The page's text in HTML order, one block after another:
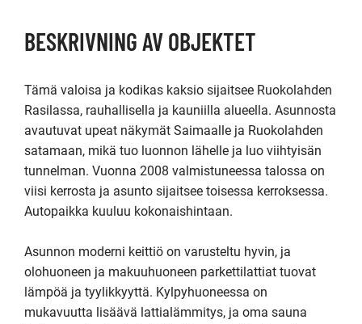
BESKRIVNING AV OBJEKTET
Tämä valoisa ja kodikas kaksio sijaitsee Ruokolahden
Rasilassa, rauhallisella ja kauniilla alueella. Asunnosta
avautuvat upeat näkymät Saimaalle ja Ruokolahden
satamaan, mikä tuo luonnon lähelle ja luo viihtyisän
tunnelman. Vuonna 2008 valmistuneessa talossa on
viisi kerrosta ja asunto sijaitsee toisessa kerroksessa.
Autopaikka kuuluu kokonaishintaan.
Asunnon moderni keittiö on varusteltu hyvin, ja
olohuoneen ja makuuhuoneen parkettilattiat tuovat
lämpöä ja tyylikkyyttä. Kylpyhuoneessa on
mukavuutta lisäävä lattialämmitys, ja oma sauna